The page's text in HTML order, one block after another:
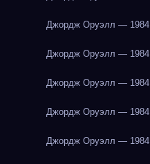
Джордж Оруэлл — 1984
Джордж Оруэлл — 1984
Джордж Оруэлл — 1984
Джордж Оруэлл — 1984
Джордж Оруэлл — 1984